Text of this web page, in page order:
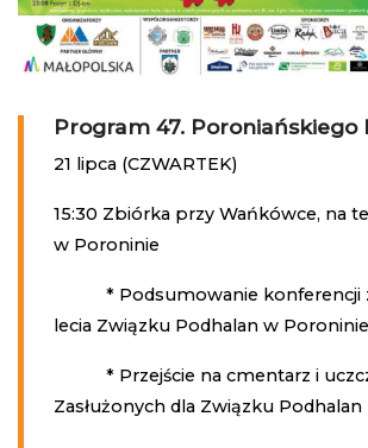
Program 47. Poroniańskiego
21 lipca (CZWARTEK)
15:30 Zbiórka przy Wańkówce, na
w Poroninie
* Podsumowanie konferencji z
lecia Związku Podhalan w Poroninie
* Przejście na cmentarz i
Zasłużonych dla Związku Podhalan